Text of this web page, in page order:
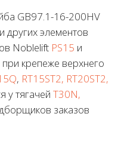
GB97.1-16-200HV
других элементов
Noblelift PS15 и
крепеже верхнего
, RT15ST2, RT20ST2,
у тягачей T30N,
заказов